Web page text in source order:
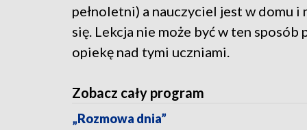
pełnoletni) a nauczyciel jest w domu
się. Lekcja nie może być w ten
opiekę nad tymi uczniami.
Zobacz cały program
„Rozmowa dnia”